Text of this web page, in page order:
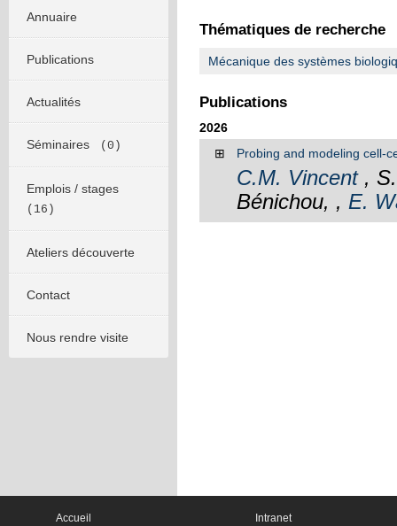
Annuaire
Publications
Actualités
Séminaires (0)
Emplois / stages
(16)
Ateliers découverte
Contact
Nous rendre visite
Thématiques de recherche
Mécanique des systèmes
Publications
2026
⊞
Probing and modeling cell-
C.M. Vincent, S.
Bénichou, , E.
Accueil
Intranet